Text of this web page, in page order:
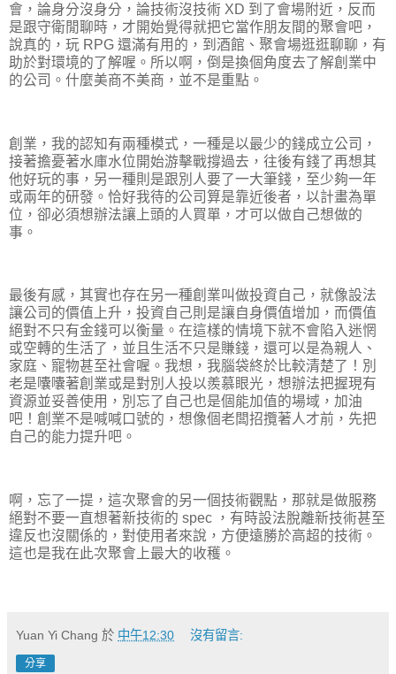
會，論身分沒身分，論技術沒技術 XD 到了會場附近，反而
是跟守衛閒聊時，才開始覺得就把它當作朋友間的聚會吧，
說真的，玩 RPG 還滿有用的，到酒館、聚會場逛逛聊聊，有
助於對環境的了解喔。所以啊，倒是換個角度去了解創業中
的公司。什麼美商不美商，並不是重點。
創業，我的認知有兩種模式，一種是以最少的錢成立公司，
接著擔憂著水庫水位開始游擊戰撐過去，往後有錢了再想其
他好玩的事，另一種則是跟別人要了一大筆錢，至少夠一年
或兩年的研發。恰好我待的公司算是靠近後者，以計畫為單
位，卻必須想辦法讓上頭的人買單，才可以做自己想做的
事。
最後有感，其實也存在另一種創業叫做投資自己，就像設法
讓公司的價值上升，投資自己則是讓自身價值增加，而價值
絕對不只有金錢可以衡量。在這樣的情境下就不會陷入迷惘
或空轉的生活了，並且生活不只是賺錢，還可以是為親人、
家庭、寵物甚至社會喔。我想，我腦袋終於比較清楚了！別
老是囔囔著創業或是對別人投以羨慕眼光，想辦法把握現有
資源並妥善使用，別忘了自己也是個能加值的場域，加油
吧！創業不是喊喊口號的，想像個老闆招攬著人才前，先把
自己的能力提升吧。
啊，忘了一提，這次聚會的另一個技術觀點，那就是做服務
絕對不要一直想著新技術的 spec ，有時設法脫離新技術甚至
違反也沒關係的，對使用者來說，方便遠勝於高超的技術。
這也是我在此次聚會上最大的收穫。
Yuan Yi Chang 於 中午12:30 沒有留言:
分享